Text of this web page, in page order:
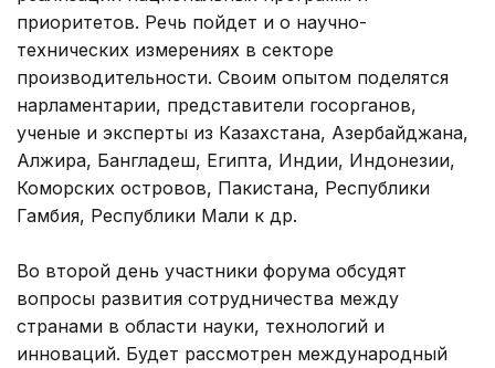
приоритетов. Речь пойдет и о научно-
технических измерениях в секторе
производительности. Своим опытом поделятся
нарламентарии, представители госорганов,
ученые и эксперты из Казахстана, Азербайджана,
Алжира, Бангладеш, Египта, Индии, Индонезии,
Коморских островов, Пакистана, Республики
Гамбия, Республики Мали к др.
Во второй день участники форума обсудят
вопросы развития сотрудничества между
странами в области науки, технологий и
инноваций. Будет рассмотрен международный